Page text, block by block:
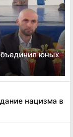
юных
нацизма в